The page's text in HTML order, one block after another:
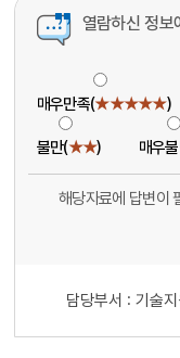
열람하신 정보
매우만족(★★★★★)
불만(★★) 매우
해당자료에 답변이
담당부서 : 기술